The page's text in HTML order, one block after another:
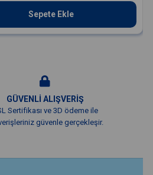
Sepete Ekle
GÜVENLİ ALIŞVERİŞ
Sertifikası ve 3D ödeme ile
güvenle gerçekleşir.